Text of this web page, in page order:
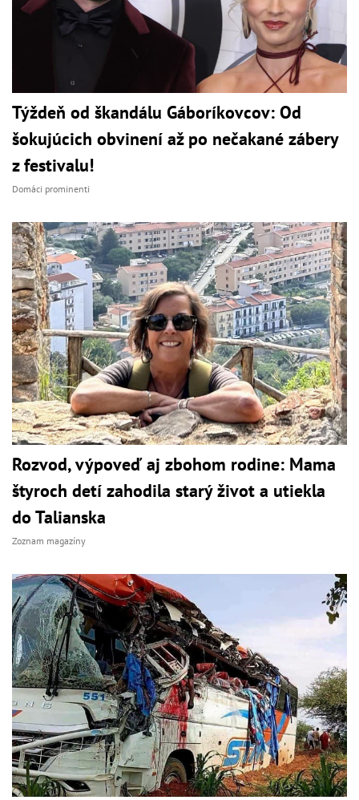
Týždeň od škandálu Gáboríkovcov: Od
šokujúcich obvinení až po nečakané zábery
z festivalu!
Domáci prominenti
Rozvod, výpoveď aj zbohom rodine: Mama
štyroch detí zahodila starý život a utiekla
do Talianska
Zoznam magazíny